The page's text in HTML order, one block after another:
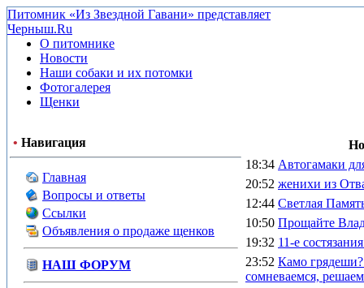
Питомник «Из Звездной Гавани» представляет
Черныш.Ru
О питомнике
Новости
Наши собаки и их потомки
Фотогалерея
Щенки
• Навигация
Главная
Вопросы и ответы
Ссылки
Объявления о продаже щенков
НАШ ФОРУМ
18:34 Автогамаки
20:52 женихи из
12:44 Светлая
10:50 Прощайте
19:32 11-е
23:52 Камо
сомневаемся,